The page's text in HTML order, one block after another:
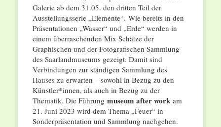
Galerie ab dem 31.05. den dritten Teil der
Ausstellungsserie „Elemente“. Wie bereits in den
Präsentationen „Wasser“ und „Erde“ werden in
einem überraschenden Mix Schätze der
Graphischen und der Fotografischen Sammlung
des Saarlandmuseums gezeigt. Damit sind
Verbindungen zur ständigen Sammlung des
Hauses zu erwarten – sowohl in Bezug zu den
Künstler*innen, als auch in Bezug zu der
Thematik. Die Führung museum after workam
21. Juni 2023 wird dem Thema „Feuer“ in
Sonderpräsentation und Sammlung nachgehen.